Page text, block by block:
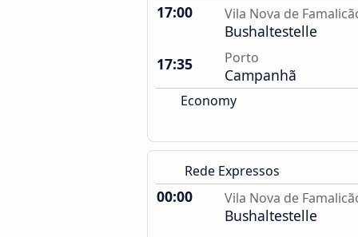
17:00 Vila Nova de
Bushaltestelle
17:35
Porto
Campanhã
Economy
Rede Expressos
00:00 Vila Nova de
Bushaltestelle